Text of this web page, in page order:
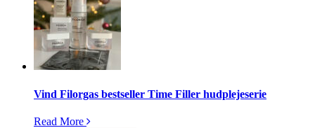
Vind Filorgas bestseller Time Filler hudplejeserie
Read More